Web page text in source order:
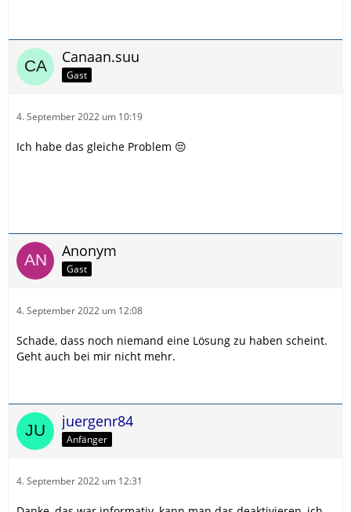
Canaan.suu
Gast
4. September 2022 um 10:19
Ich habe das gleiche Problem 😔
Anonym
Gast
4. September 2022 um 12:08
Schade, dass noch niemand eine Lösung zu haben scheint.
Geht auch bei mir nicht mehr.
juergenr84
Anfänger
4. September 2022 um 12:31